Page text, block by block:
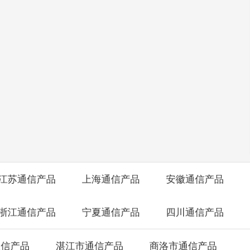
苏通信产品 上海通信产品 安徽通信产品
江通信产品 宁夏通信产品 四川通信产品
产品 湛江市通信产品 商洛市通信产品